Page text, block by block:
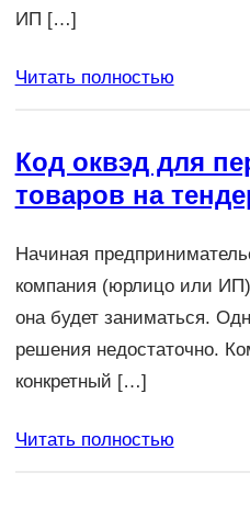
ИП […]
Читать полностью
Код оквэд для
товаров на
Начиная
компания (юрлицо или ИП)
она будет заниматься.
решения недостаточно.
конкретный […]
Читать полностью